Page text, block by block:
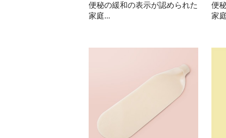
便秘の緩和の表示が認められた
家庭...
便
家